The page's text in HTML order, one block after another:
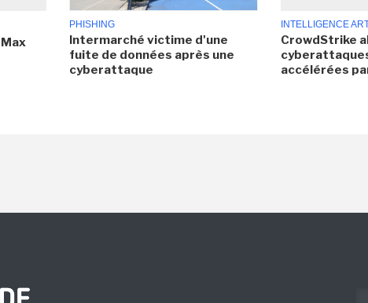
PHISHING
Intermarché victime d'une
fuite de données après une
cyberattaque
INTELLIGENCE
CrowdStrike
accélérées